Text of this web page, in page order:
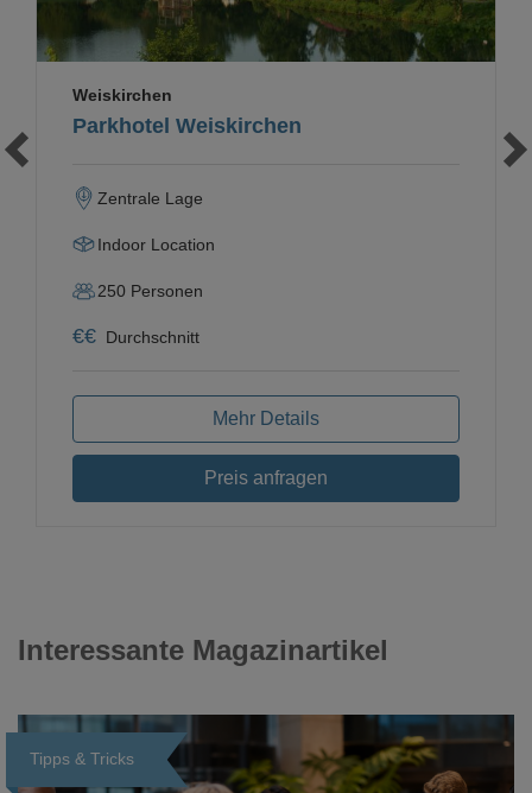
Parkhotel Weiskirchen
Weiskirchen
Zentrale Lage
Indoor Location
250 Personen
€€ Durchschnitt
Mehr Details
Preis anfragen
Interessante Magazinartikel
Tipps & Tricks